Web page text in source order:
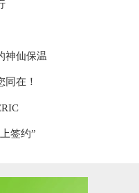
神仙保温
在！
签约”